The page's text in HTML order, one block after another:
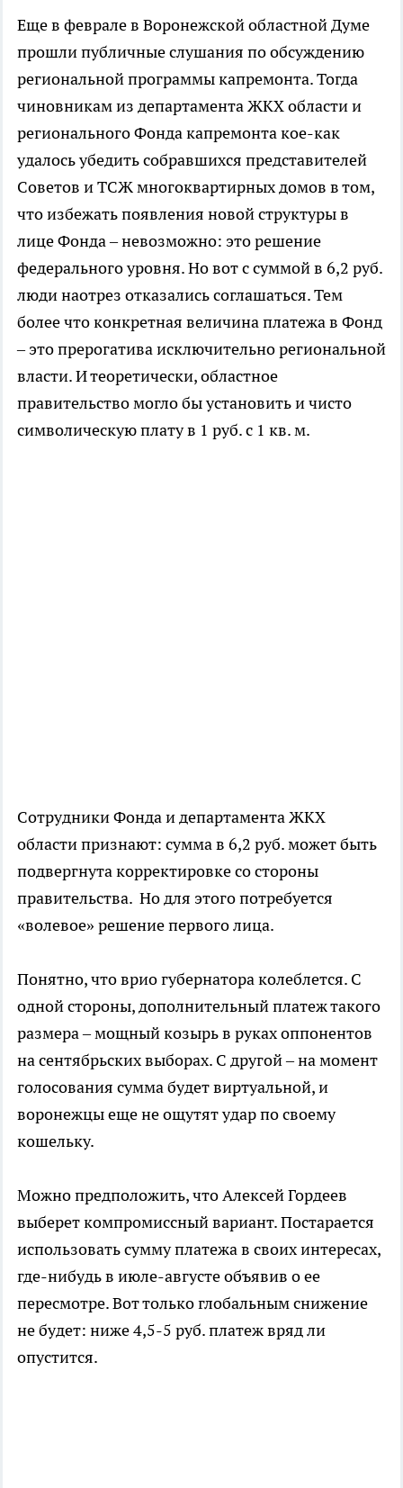
Еще в феврале в Воронежской областной Думе
прошли публичные слушания по обсуждению
региональной программы капремонта. Тогда
чиновникам из департамента ЖКХ области и
регионального Фонда капремонта кое-как
удалось убедить собравшихся представителей
Советов и ТСЖ многоквартирных домов в том,
что избежать появления новой структуры в
лице Фонда – невозможно: это решение
федерального уровня. Но вот с суммой в 6,2 руб.
люди наотрез отказались соглашаться. Тем
более что конкретная величина платежа в Фонд
– это прерогатива исключительно региональной
власти. И теоретически, областное
правительство могло бы установить и чисто
символическую плату в 1 руб. с 1 кв. м.
Сотрудники Фонда и департамента ЖКХ
области признают: сумма в 6,2 руб. может быть
подвергнута корректировке со стороны
правительства. Но для этого потребуется
«волевое» решение первого лица.
Понятно, что врио губернатора колеблется. С
одной стороны, дополнительный платеж такого
размера – мощный козырь в руках оппонентов
на сентябрьских выборах. С другой – на момент
голосования сумма будет виртуальной, и
воронежцы еще не ощутят удар по своему
кошельку.
Можно предположить, что Алексей Гордеев
выберет компромиссный вариант. Постарается
использовать сумму платежа в своих интересах,
где-нибудь в июле-августе объявив о ее
пересмотре. Вот только глобальным снижение
не будет: ниже 4,5-5 руб. платеж вряд ли
опустится.